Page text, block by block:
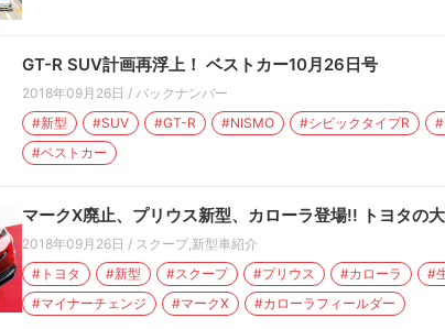
GT-R SUV計画再浮上！ ベストカー10月26日号
2018年09月26日 / バックナンバー
#新型
#SUV #GT-R #NISMO #シビックタイプR
#
#ベストカー
マークX廃止、プリウス新型、カローラ登場!! トヨタの
2018年09月26日 / スクープ,新型車紹介
#トヨタ
#新型 #スクープ #プリウス #カローラ
#
#マイナーチェンジ
#マークX #カローラフィールダー